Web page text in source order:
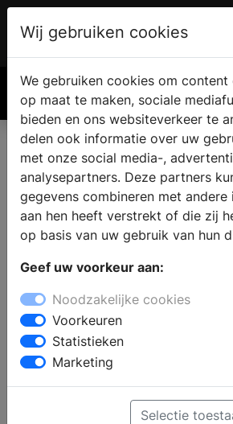
Badkamer kopen in
Bent u op zoek naar een nieuwe
een sanitair winkel in Heikant ? In
badkamerwinkel staat een ervaren
laatste badkamertrends en een
badkamerstijlen laten zien.
Stel een complete badkamer
onderdelen zoals een douchewand
bijvoorbeeld een spiegelkast met
Wij gebruiken cookies
We gebruiken cookies om
op maat te maken, sociale
bieden en ons websiteverkeer te
delen ook informatie over uw
met onze social media-,
analysepartners. Deze partners
gegevens combineren met
aan hen heeft verstrekt of die zij
op basis van uw gebruik van hun
Geef uw voorkeur aan:
Noodzakelijke cookies
Voorkeuren
Statistieken
Marketing
Selectie